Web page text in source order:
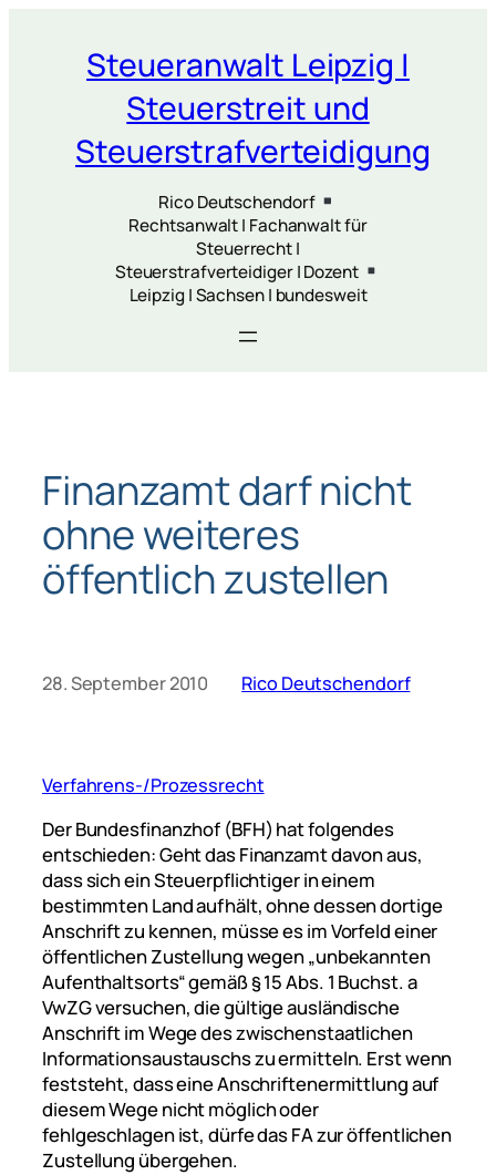
springenSteueranwalt Leipzig |
Steuerstreit und
Steuerstrafverteidigung
Rico Deutschendorf
Rechtsanwalt | Fachanwalt für
Steuerrecht |
Steuerstrafverteidiger | Dozent
Leipzig | Sachsen | bundesweit
Finanzamt darf nicht
ohne weiteres
öffentlich zustellen
28. September 2010 Rico Deutschendorf
Verfahrens-/Prozessrecht
Der Bundesfinanzhof (BFH) hat folgendes
entschieden: Geht das Finanzamt davon aus,
dass sich ein Steuerpflichtiger in einem
bestimmten Land aufhält, ohne dessen dortige
Anschrift zu kennen, müsse es im Vorfeld einer
öffentlichen Zustellung wegen „unbekannten
Aufenthaltsorts“ gemäß § 15 Abs. 1 Buchst. a
VwZG versuchen, die gültige ausländische
Anschrift im Wege des zwischenstaatlichen
Informationsaustauschs zu ermitteln. Erst wenn
feststeht, dass eine Anschriftenermittlung auf
diesem Wege nicht möglich oder
fehlgeschlagen ist, dürfe das FA zur öffentlichen
Zustellung übergehen.